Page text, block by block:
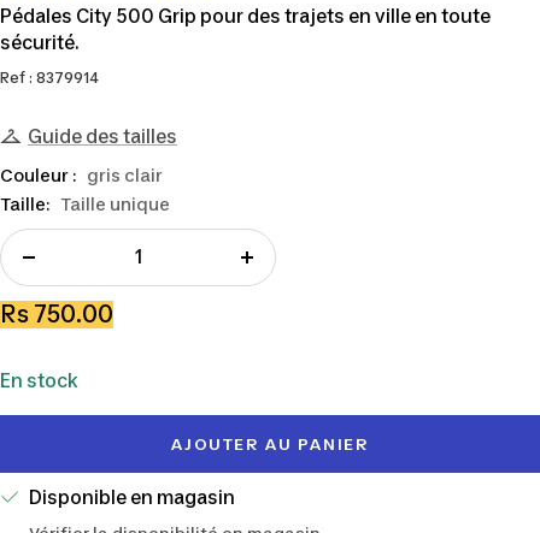
Pédales City 500 Grip pour des trajets en ville en toute
sécurité.
Ref : 8379914
Guide des tailles
Taille: Taille unique
Couleur : gris clair
la
quantité
Augmenter
Prix
vente
Rs 750.00
En stock
AJOUTER AU PANIER
Disponible en magasin